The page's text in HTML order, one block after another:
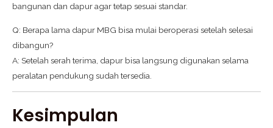
bangunan dan dapur agar tetap sesuai standar.
Q: Berapa lama dapur MBG bisa mulai beroperasi setelah selesai
dibangun?
A: Setelah serah terima, dapur bisa langsung digunakan selama
peralatan pendukung sudah tersedia.
Kesimpulan